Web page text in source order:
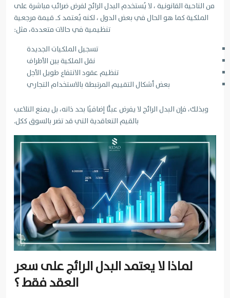
من الناحية القانونية ، لا يُستخدم البدل الرائج لفرض ضرائب مباشرة على
الملكية كما هو الحال في بعض الدول ، لكنه يُعتمد كـ قيمة مرجعية
تنظيمية في حالات متعددة، مثل:
تسجيل الملكيات الجديدة
نقل الملكية بين الأطراف
تنظيم عقود الانتفاع طويل الأجل
بعض أشكال التقييم المرتبطة بالاستخدام التجاري
وبذلك، فإن البدل الرائج لا يفرض عبئًا إضافيًا بحد ذاته، بل يمنع التلاعب
بالقيم التعاقدية التي قد تضر بالسوق ككل.
لماذا لا يعتمد البدل الرائج على سعر
العقد فقط ؟